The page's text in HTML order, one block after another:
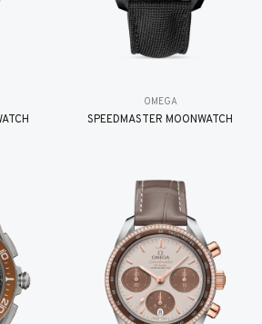
OMEGA
SPEEDMASTER MOONWATCH